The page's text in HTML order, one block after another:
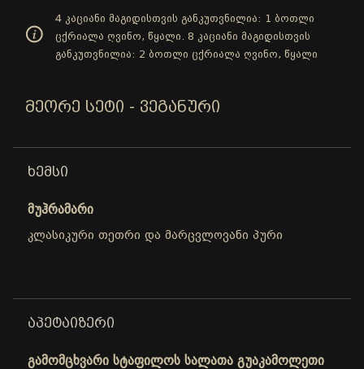
4 კაციანი მაგიდისთვის განკუთვნილია: 1 ბოთლი
ცქრიალა ღვინო, წყალი. 8 კაციანი მაგიდისთვის
განკუთვნილია: 2 ბოთლი ცქრიალა ღვინო, წყალი
ᲛᲔᲝᲠᲔ ᲡᲔᲢᲘ - ᲕᲔᲒᲐᲜᲣᲠᲘ
ᲮᲔᲛᲡᲘ
მუჰრამარი
კლასიკური თეთრი და მარცვლოვანი პური
ᲐᲞᲔᲢᲐᲘᲖᲔᲠᲘ
გამომცხვარი სტაფილოს სალათა გუაკამოლეთი